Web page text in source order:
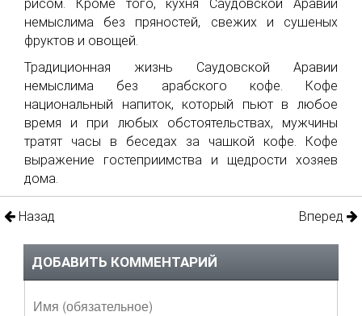
рисом. Кроме того, кухня Саудовской Аравии
немыслима без пряностей, свежих и сушеных
фруктов и овощей.
Традиционная жизнь Саудовской Аравии
немыслима без арабского кофе. Кофе
национальный напиток, который пьют в любое
время и при любых обстоятельствах, мужчины
тратят часы в беседах за чашкой кофе. Кофе
выражение гостеприимства и щедрости хозяев
дома.
Назад Вперед
ДОБАВИТЬ КОММЕНТАРИЙ
Имя (обязательное)